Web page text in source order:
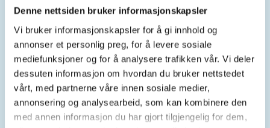
Denne nettsiden bruker informasjonskapsler
Vi bruker informasjonskapsler for å gi innhold og
annonser et personlig preg, for å levere sosiale
mediefunksjoner og for å analysere trafikken vår. Vi deler
dessuten informasjon om hvordan du bruker nettstedet
vårt, med partnerne våre innen sosiale medier,
annonsering og analysearbeid, som kan kombinere den
med annen informasjon du har gjort tilgjengelig for dem,
sjffung@outlook.com
Fast fredagsmøte i
Ungdomsutvalget SJFF
(SJFFU)